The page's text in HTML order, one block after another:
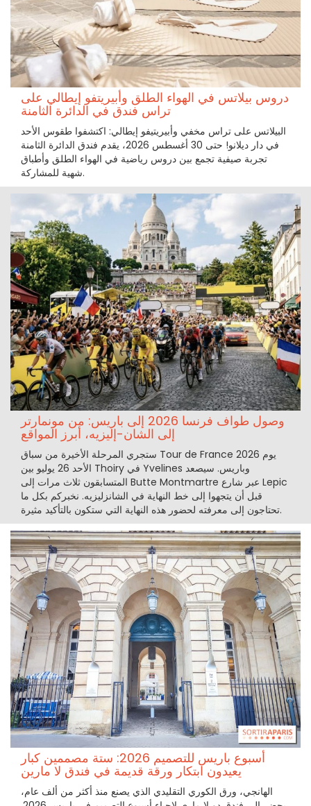
دروس بيلاتس في الهواء الطلق وأبيريتفو إيطالي على
تراس فندق في الدائرة الثامنة
البيلاتس على تراس مخفي وأبيريتيفو إيطالي: اكتشفوا طقوس الأحد
في دار ديلانو! حتى 30 أغسطس 2026، يقدم فندق الدائرة الثامنة
تجربة صيفية تجمع بين دروس رياضية في الهواء الطلق وأطباق
شهية للمشاركة.
وصول طواف فرنسا 2026 إلى باريس: من مونمارتر
إلى الشان-إليزيه، أبرز المواقع
ستجري المرحلة الأخيرة من سباق Tour de France 2026 يوم
الأحد 26 يوليو بين Thoiry في Yvelines وباريس. سيصعد
المتسابقون ثلاث مرات إلى Butte Montmartre عبر شارع Lepic
قبل أن يتجهوا إلى خط النهاية في الشانزليزيه. نخبركم بكل ما
تحتاجون إلى معرفته لحضور هذه النهاية التي ستكون بالتأكيد مثيرة.
أسبوع باريس للتصميم 2026: ستة مصممين كبار
يعيدون ابتكار ورقة قديمة في فندق لا مارين
الهانجي، ورق الكوري التقليدي الذي يصنع منذ أكثر من ألف عام،